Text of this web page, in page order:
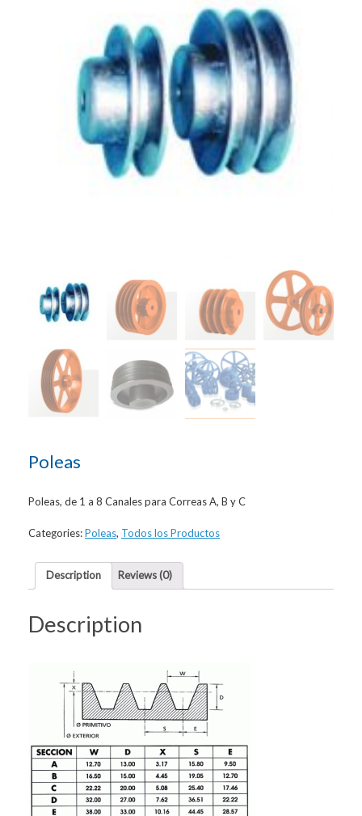
Poleas
Poleas, de 1 a 8 Canales para Correas A, B y C
Categories:Poleas, Todos los Productos
Description Reviews (0)
Description